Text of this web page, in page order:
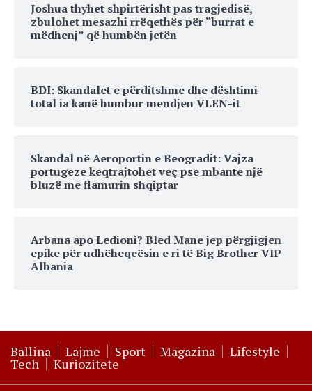
Joshua thyhet shpirtërisht pas tragjedisë,
zbulohet mesazhi rrëqethës për “burrat e
mëdhenj” që humbën jetën
BDI: Skandalet e përditshme dhe dështimi
total ia kanë humbur mendjen VLEN-it
Skandal në Aeroportin e Beogradit: Vajza
portugeze keqtrajtohet veç pse mbante një
bluzë me flamurin shqiptar
Arbana apo Ledioni? Bled Mane jep përgjigjen
epike për udhëheqeësin e ri të Big Brother VIP
Albania
Ballina Lajme Sport Magazina Lifestyle
Tech Kuriozitete